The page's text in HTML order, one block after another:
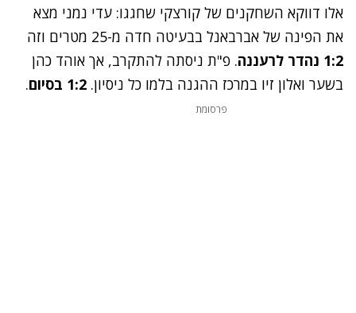
אלו דווקא השחקנים של קורצקי שחגגו: עדי נמני מצא
את הפינה של אברבאנל בבעיטה חדה מ-25 מטרים וזה
1:2 נהדר לרעננה
. פ"ת ניסתה להתקרב, אך אוהד כהן
בשער ואלון זיו במרכז ההגנה בלמו כל ניסיון. 1:2 בסיום .
פרסומת